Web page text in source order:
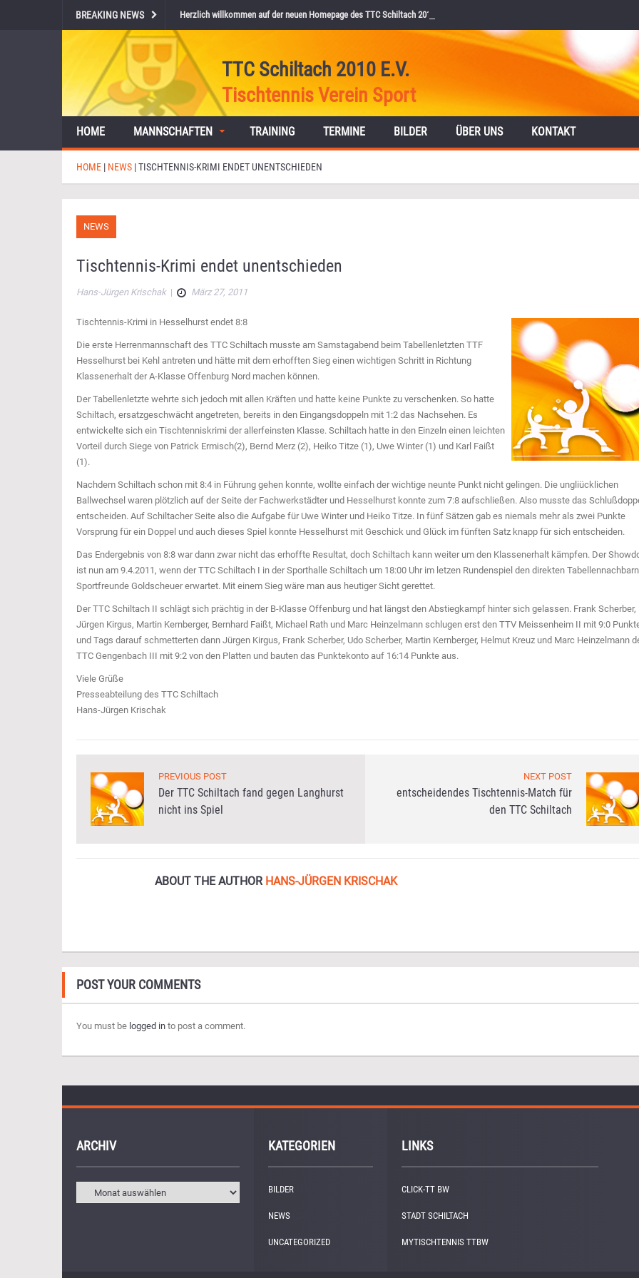
BREAKING NEWS Herzlich willkommen auf der neuen Homepage des TTC Schiltach 2010 e.V.
TTC Schiltach 2010 E.V.
Tischtennis Verein Sport
HOME MANNSCHAFTEN TRAINING TERMINE BILDER ÜBER UNS KONTAKT
HOME | NEWS |TISCHTENNIS-KRIMI ENDET UNENTSCHIEDEN
NEWS
Tischtennis-Krimi endet unentschieden
Hans-Jürgen Krischak| März 27, 2011
Tischtennis-Krimi in Hesselhurst endet 8:8
Die erste Herrenmannschaft des TTC Schiltach musste am Samstagabend beim Tabellenletzten TTF
Hesselhurst bei Kehl antreten und hätte mit dem erhofften Sieg einen wichtigen Schritt in Richtung
Klassenerhalt der A-Klasse Offenburg Nord machen können.
Der Tabellenletzte wehrte sich jedoch mit allen Kräften und hatte keine Punkte zu verschenken. So hatte
Schiltach, ersatzgeschwächt angetreten, bereits in den Eingangsdoppeln mit 1:2 das Nachsehen. Es
entwickelte sich ein Tischtenniskrimi der allerfeinsten Klasse. Schiltach hatte in den Einzeln einen leichten
Vorteil durch Siege von Patrick Ermisch(2), Bernd Merz (2), Heiko Titze (1), Uwe Winter (1) und Karl Faißt
(1).
Nachdem Schiltach schon mit 8:4 in Führung gehen konnte, wollte einfach der wichtige neunte Punkt nicht gelingen. Die ungliücklichen
Ballwechsel waren plötzlich auf der Seite der Fachwerkstädter und Hesselhurst konnte zum 7:8 aufschließen. Also musste das
entscheiden. Auf Schiltacher Seite also die Aufgabe für Uwe Winter und Heiko Titze. In fünf Sätzen gab es niemals mehr als zwei Punkte
Vorsprung für ein Doppel und auch dieses Spiel konnte Hesselhurst mit Geschick und Glück im fünften Satz knapp für sich entscheiden.
Das Endergebnis von 8:8 war dann zwar nicht das erhoffte Resultat, doch Schiltach kann weiter um den Klassenerhalt kämpfen. Der
ist nun am 9.4.2011, wenn der TTC Schiltach I in der Sporthalle Schiltach um 18:00 Uhr im letzen Rundenspiel den direkten Tabellennachbarn
Sportfreunde Goldscheuer erwartet. Mit einem Sieg wäre man aus heutiger Sicht gerettet.
Der TTC Schiltach II schlägt sich prächtig in der B-Klasse Offenburg und hat längst den Abstiegkampf hinter sich gelassen. Frank Scherber,
Jürgen Kirgus, Martin Kernberger, Bernhard Faißt, Michael Rath und Marc Heinzelmann schlugen erst den TTV Meissenheim II mit 9:0
und Tags darauf schmetterten dann Jürgen Kirgus, Frank Scherber, Udo Scherber, Martin Kernberger, Helmut Kreuz und Marc Heinzelmann
TTC Gengenbach III mit 9:2 von den Platten und bauten das Punktekonto auf 16:14 Punkte aus.
Viele Grüße
Presseabteilung des TTC Schiltach
Hans-Jürgen Krischak
PREVIOUS POST
Der TTC Schiltach fand gegen Langhurst
nicht ins Spiel
NEXT POST
entscheidendes Tischtennis-Match für
den TTC Schiltach
ABOUT THE AUTHOR HANS-JÜRGEN KRISCHAK
POST YOUR COMMENTS
You must be logged in to post a comment.
ARCHIV KATEGORIEN
BILDER
NEWS
UNCATEGORIZED
LINKS
CLICK-TT BW
STADT SCHILTACH
MYTISCHTENNIS TTBW